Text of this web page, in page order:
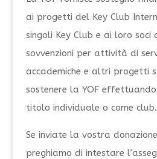
ai progetti del Key Club
singoli Key Club e ai loro soci
sovvenzioni per attività di
accademiche e altri progetti
sostenere la YOF
titolo individuale o come club.
Se inviate la vostra
preghiamo di intestare